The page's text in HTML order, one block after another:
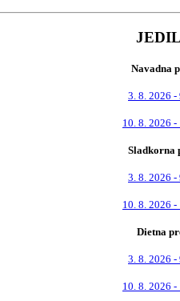
Navadna
3. 8. 2026 -
10. 8. 2026 -
Sladkorna
3. 8. 2026 -
10. 8. 2026 -
Dietna
3. 8. 2026 -
10. 8. 2026 -